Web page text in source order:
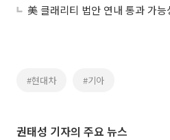
#현대차 #기아
권태성 기자의 주요 뉴스